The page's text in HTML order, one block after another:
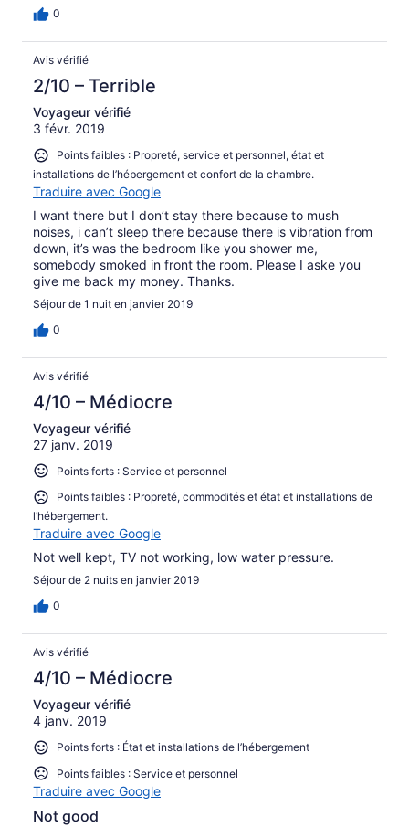
0
Avis vérifié
2/10 – Terrible
Voyageur vérifié
3 févr. 2019
Points faibles : Propreté, service et personnel, état et
installations de l’hébergement et confort de la chambre.
Traduire avec Google
I want there but I don’t stay there because to mush
noises, i can’t sleep there because there is vibration from
down, it’s was the bedroom like you shower me,
somebody smoked in front the room. Please I aske you
give me back my money. Thanks.
Séjour de 1 nuit en janvier 2019
0
Avis vérifié
4/10 – Médiocre
Voyageur vérifié
27 janv. 2019
Points forts : Service et personnel
Points faibles : Propreté, commodités et état et installations de
l’hébergement.
Traduire avec Google
Not well kept, TV not working, low water pressure.
Séjour de 2 nuits en janvier 2019
0
Avis vérifié
4/10 – Médiocre
Voyageur vérifié
4 janv. 2019
Points forts : État et installations de l’hébergement
Points faibles : Service et personnel
Traduire avec Google
Not good